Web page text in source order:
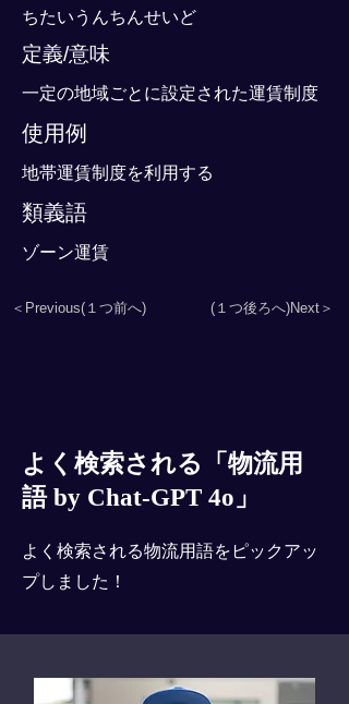
ちたいうんちんせいど
定義/意味
一定の地域ごとに設定された運賃制度
使用例
地帯運賃制度を利用する
類義語
ゾーン運賃
＜Previous(１つ前へ) (１つ後ろへ)Next＞
よく検索される「物流用
語 by Chat-GPT 4o」
よく検索される物流用語をピックアッ
プしました！